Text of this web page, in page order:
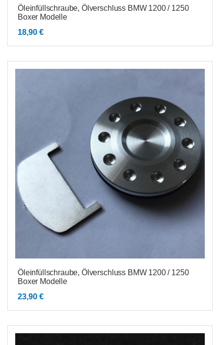
Öleinfüllschraube, Ölverschluss BMW 1200 / 1250
Boxer Modelle
18,90 €
Öleinfüllschraube, Ölverschluss BMW 1200 / 1250
Boxer Modelle
23,90 €